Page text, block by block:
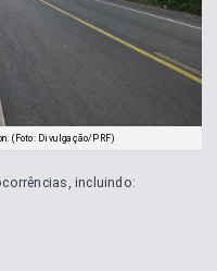
(Foto: Divulgação/PRF)
incluindo: